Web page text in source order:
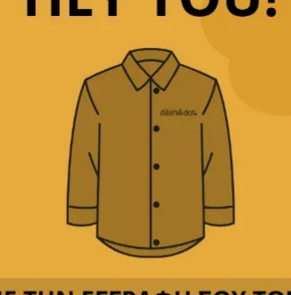
Δεχόμαστε